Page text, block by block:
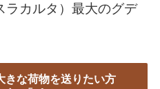
ラカルタ）最大のグデ
きな荷物を送りたい方